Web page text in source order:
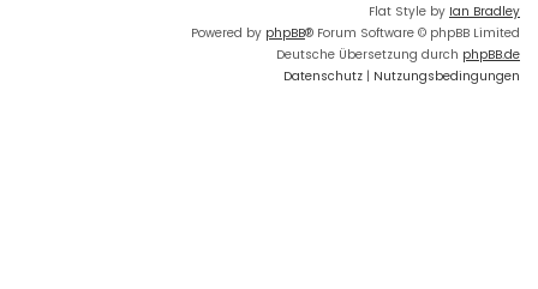
Flat Style by Ian Bradley
Powered by phpBB® Forum Software © phpBB Limited
Deutsche Übersetzung durch phpBB.de
Datenschutz | Nutzungsbedingungen